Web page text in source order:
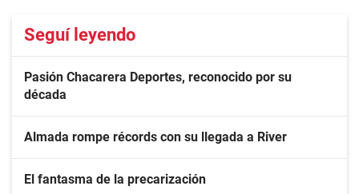
Seguí leyendo
Pasión Chacarera Deportes, reconocido por su
década
Almada rompe récords con su llegada a River
El fantasma de la precarización